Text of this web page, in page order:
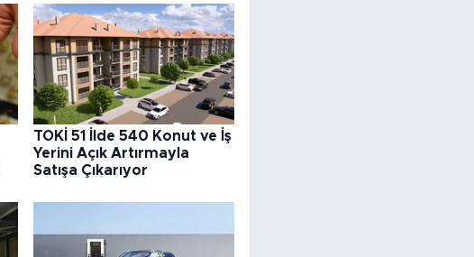
TOKİ 51 İlde 540 Konut ve İş
Yerini Açık Artırmayla
Satışa Çıkarıyor